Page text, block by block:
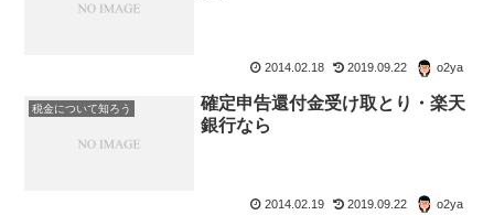
2014.02.18 2019.09.22 o2ya
税金について知ろう
確定申告還付金受け取とり・楽天
銀行なら
2014.02.19 2019.09.22 o2ya